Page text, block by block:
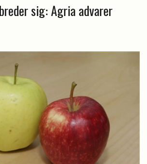
sig: Agria advarer